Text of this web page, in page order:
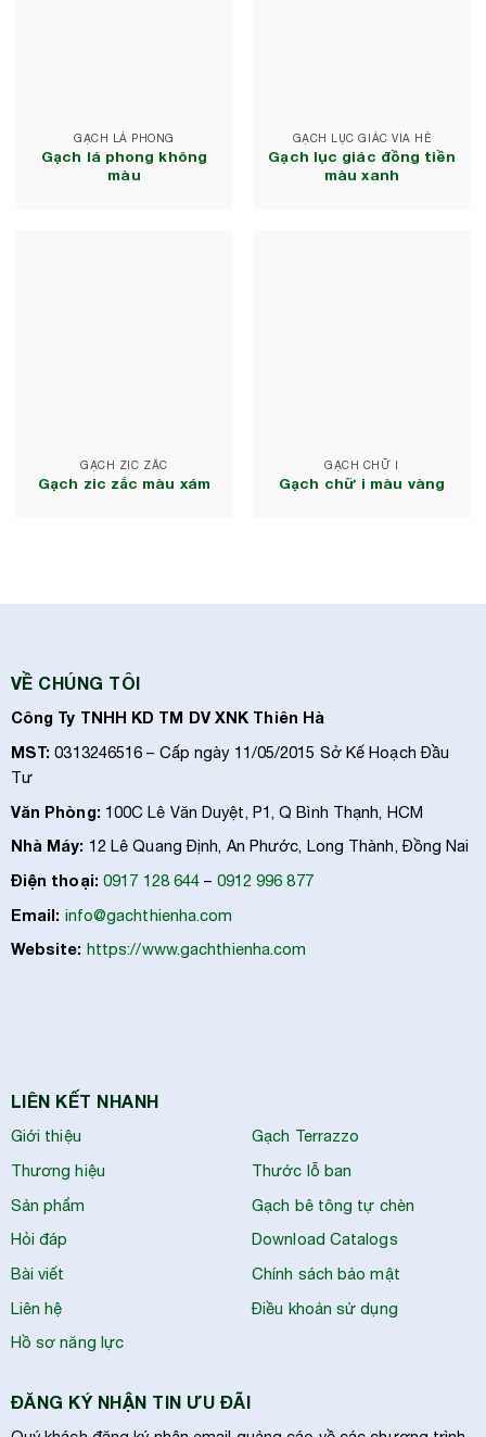
GẠCH LÁ PHONG
Gạch lá phong không
màu
GẠCH LỤC GIÁC VỈA HÈ
Gạch lục giác đồng tiền
màu xanh
GẠCH ZIC ZẮC
Gạch zic zắc màu xám
GẠCH CHỮ I
Gạch chữ i màu vàng
VỀ CHÚNG TÔI
Công Ty TNHH KD TM DV XNK Thiên Hà
MST: 0313246516 – Cấp ngày 11/05/2015 Sở Kế Hoạch Đầu
Tư
Văn Phòng: 100C Lê Văn Duyệt, P1, Q Bình Thạnh, HCM
Nhà Máy: 12 Lê Quang Định, An Phước, Long Thành, Đồng Nai
Điện thoại: 0917 128 644 – 0912 996 877
Email: info@gachthienha.com
Website: https://www.gachthienha.com
LIÊN KẾT NHANH
Giới thiệu
Thương hiệu
Sản phẩm
Hỏi đáp
Bài viết
Liên hệ
Hồ sơ năng lực
Gạch Terrazzo
Thước lỗ ban
Gạch bê tông tự chèn
Download Catalogs
Chính sách bảo mật
Điều khoản sử dụng
ĐĂNG KÝ NHẬN TIN ƯU ĐÃI